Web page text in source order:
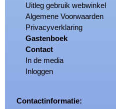
Uitleg gebruik webwinkel
Algemene Voorwaarden
Privacyverklaring
Gastenboek
Contact
In de media
Inloggen
Contactinformatie: